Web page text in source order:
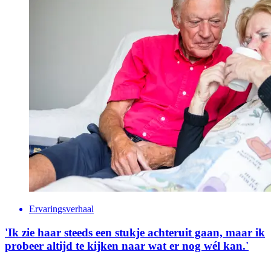
Ervaringsverhaal
'Ik zie haar steeds een stukje achteruit gaan, maar ik
probeer altijd te kijken naar wat er nog wél kan.'